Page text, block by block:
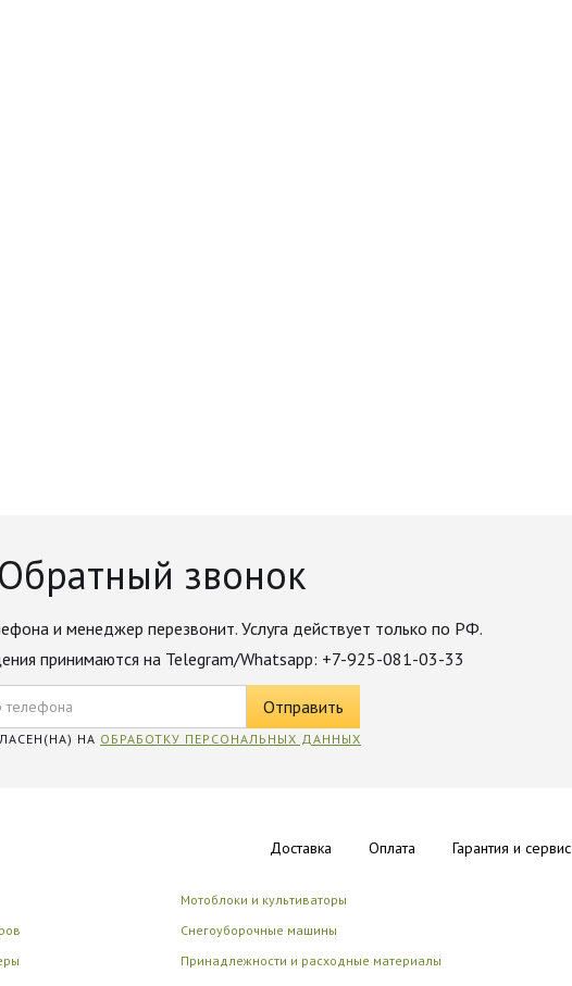
Обратный звонок
и менеджер перезвонит. Услуга действует только по РФ.
принимаются на Telegram/Whatsapp: +7-925-081-03-33
НА ОБРАБОТКУ ПЕРСОНАЛЬНЫХ ДАННЫХ
Доставка Оплата Гарантия и сервис
Мотоблоки и культиваторы
Снегоуборочные машины
Принадлежности и расходные материалы